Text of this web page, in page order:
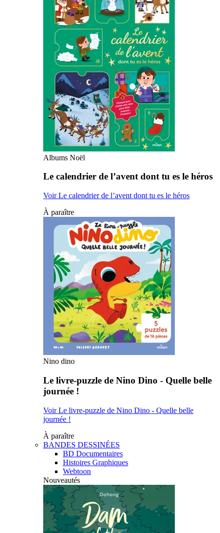
Albums Noël
Le calendrier de l’avent dont tu es le héros
Voir Le calendrier de l’avent dont tu es le héros
À paraître
Nino dino
Le livre-puzzle de Nino Dino - Quelle belle
journée !
Voir Le livre-puzzle de Nino Dino - Quelle belle
journée !
À paraître
BANDES DESSINÉES
BD Documentaires
Histoires Graphiques
Webtoon
Nouveautés